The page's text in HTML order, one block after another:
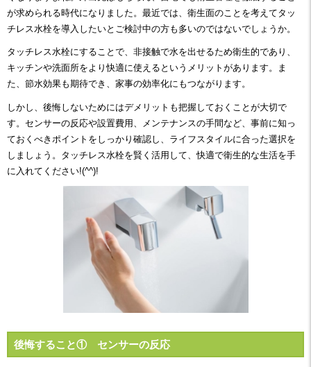
が求められる時代になりました。最近では、衛生面のことを考えてタッ
チレス水栓を導入したいとご検討中の方も多いのではないでしょうか。
タッチレス水栓にすることで、非接触で水を出せるため衛生的であり、
キッチンや洗面所をより快適に使えるというメリットがあります。ま
た、節水効果も期待でき、家事の効率化にもつながります。
しかし、後悔しないためにはデメリットも把握しておくことが大切で
す。センサーの反応や設置費用、メンテナンスの手間など、事前に知っ
ておくべきポイントをしっかり確認し、ライフスタイルに合った選択を
しましょう。タッチレス水栓を賢く活用して、快適で衛生的な生活を手
に入れてください!(^^)!
後悔すること① センサーの反応